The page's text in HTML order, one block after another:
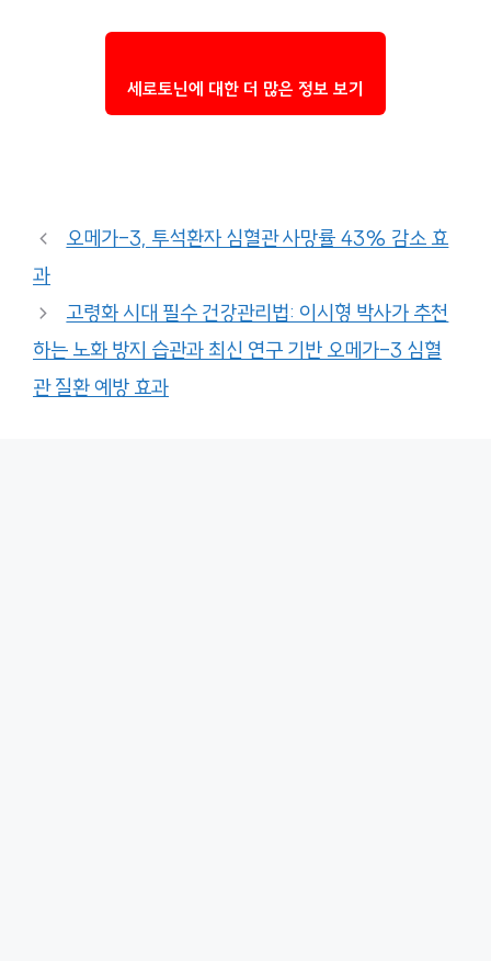
세로토닌에 대한 더 많은 정보 보기
오메가-3, 투석환자 심혈관 사망률 43% 감소 효
과
고령화 시대 필수 건강관리법: 이시형 박사가 추천
하는 노화 방지 습관과 최신 연구 기반 오메가-3 심혈
관 질환 예방 효과